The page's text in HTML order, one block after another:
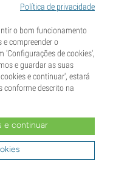
naturais
Política de privacidade
o bom funcionamento
compreender o
'Configurações de cookies',
e guardar as suas
e continuar', estará
conforme descrito na
e continuar